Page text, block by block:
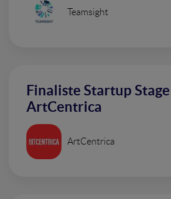
Teamsight
Finaliste Startup
ArtCentrica
ArtCentrica